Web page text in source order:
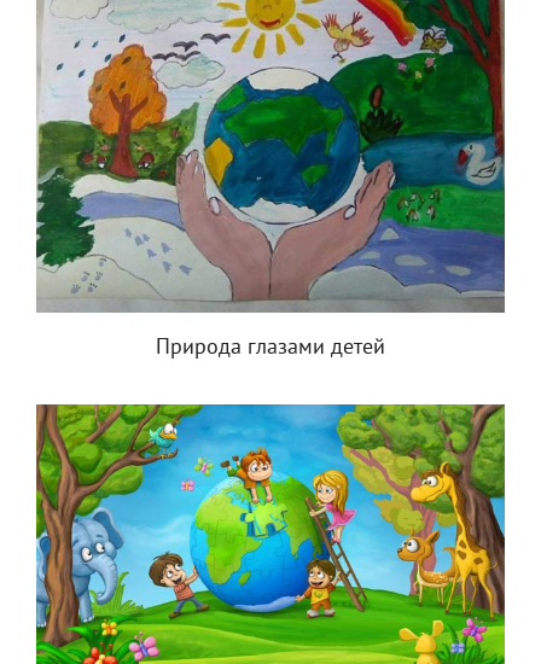
Природа глазами детей